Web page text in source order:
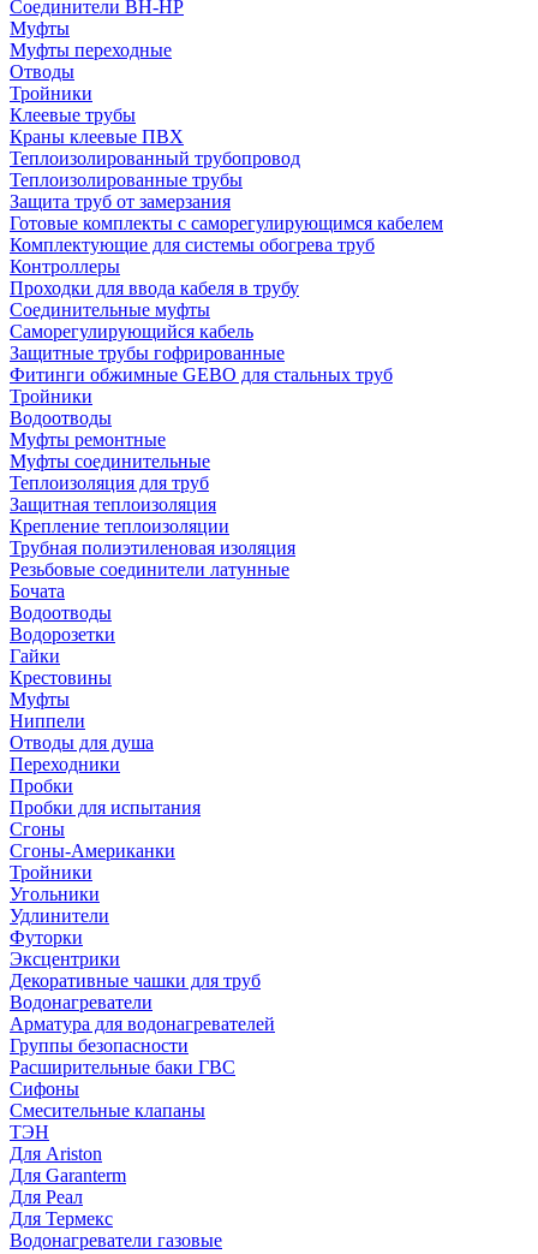
Соединители ВН-НР
Муфты
Муфты переходные
Отводы
Тройники
Клеевые трубы
Краны клеевые ПВХ
Теплоизолированный трубопровод
Теплоизолированные трубы
Защита труб от замерзания
Готовые комплекты с саморегулирующимся кабелем
Комплектующие для системы обогрева труб
Контроллеры
Проходки для ввода кабеля в трубу
Соединительные муфты
Саморегулирующийся кабель
Защитные трубы гофрированные
Фитинги обжимные GEBO для стальных труб
Тройники
Водоотводы
Муфты ремонтные
Муфты соединительные
Теплоизоляция для труб
Защитная теплоизоляция
Крепление теплоизоляции
Трубная полиэтиленовая изоляция
Резьбовые соединители латунные
Бочата
Водоотводы
Водорозетки
Гайки
Крестовины
Муфты
Ниппели
Отводы для душа
Переходники
Пробки
Пробки для испытания
Сгоны
Сгоны-Американки
Тройники
Угольники
Удлинители
Футорки
Эксцентрики
Декоративные чашки для труб
Водонагреватели
Арматура для водонагревателей
Группы безопасности
Расширительные баки ГВС
Сифоны
Смесительные клапаны
ТЭН
Для Ariston
Для Garanterm
Для Реал
Для Термекс
Водонагреватели газовые